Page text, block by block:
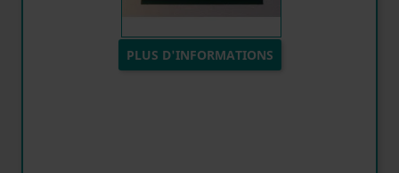
PLUS D'INFORMATIONS